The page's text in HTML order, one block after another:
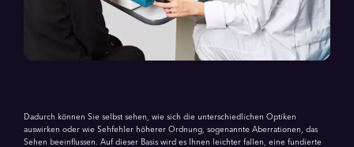
Dadurch können Sie selbst sehen, wie sich die unterschiedlichen Optiken
auswirken oder wie Sehfehler höherer Ordnung, sogenannte Aberrationen, das
Sehen beeinflussen. Auf dieser Basis wird es Ihnen leichter fallen, eine fundierte